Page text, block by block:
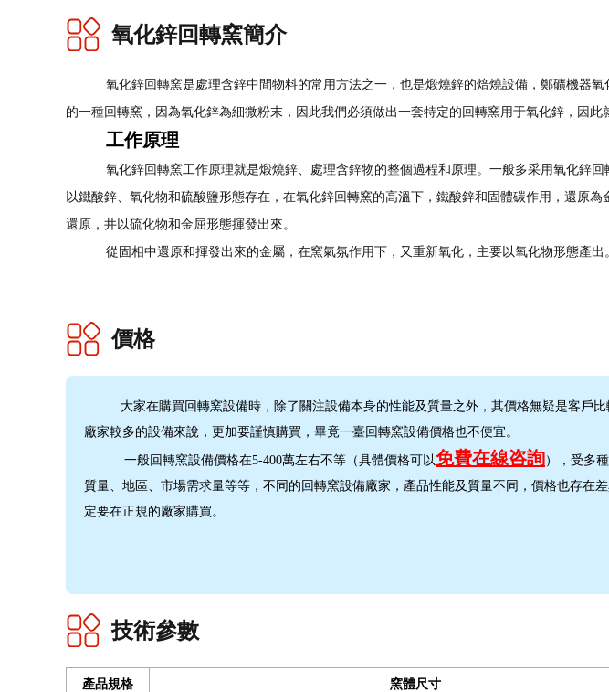
氧化鋅回轉窯簡介
氧化鋅回轉窯是處理含鋅中間物料的常用方法之一，也是煅燒鋅的焙燒設備，鄭礦機器
的一種回轉窯，因為氧化鋅為細微粉末，因此我們必須做出一套特定的回轉窯用于氧化鋅，因此
工作原理
氧化鋅回轉窯工作原理就是煅燒鋅、處理含鋅物的整個過程和原理。一般多采用氧化鋅
以鐵酸鋅、氧化物和硫酸鹽形態存在，在氧化鋅回轉窯的高溫下，鐵酸鋅和固體碳作用，還原
還原，井以硫化物和金屈形態揮發出來。
從固相中還原和揮發出來的金屬，在窯氣氛作用下，又重新氧化，主要以氧化物形態產出
價格
大家在購買回轉窯設備時，除了關注設備本身的性能及質量之外，其價格無疑是客戶
廠家較多的設備來說，更加要謹慎購買，畢竟一臺回轉窯設備價格也不便宜。
一般回轉窯設備價格在5-400萬左右不等（具體價格可以免費在線咨詢），受多
質量、地區、市場需求量等等，不同的回轉窯設備廠家，產品性能及質量不同，價格也存在
定要在正規的廠家購買。
技術參數
產品規格 窯體尺寸